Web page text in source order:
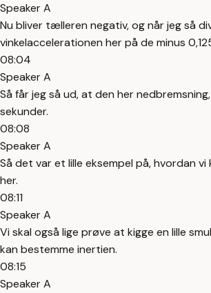
Speaker A
Nu bliver tælleren negativ, og når jeg så
vinkelaccelerationen her på de minus
08:04
Speaker A
Så får jeg så ud, at den her
sekunder.
08:08
Speaker A
Så det var et lille eksempel på, hvordan
her.
08:11
Speaker A
Vi skal også lige prøve at kigge en lille
kan bestemme inertien.
08:15
Speaker A